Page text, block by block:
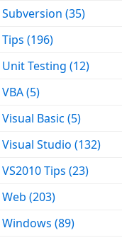
Subversion (35)
Tips (196)
Unit Testing (12)
VBA(5)
Visual Basic (5)
Visual Studio (132)
VS2010 Tips (23)
Web (203)
Windows (89)